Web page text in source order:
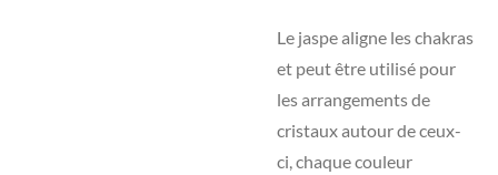
Le jaspe aligne les chakras
et peut être utilisé pour
les arrangements de
cristaux autour de ceux-
ci, chaque couleur